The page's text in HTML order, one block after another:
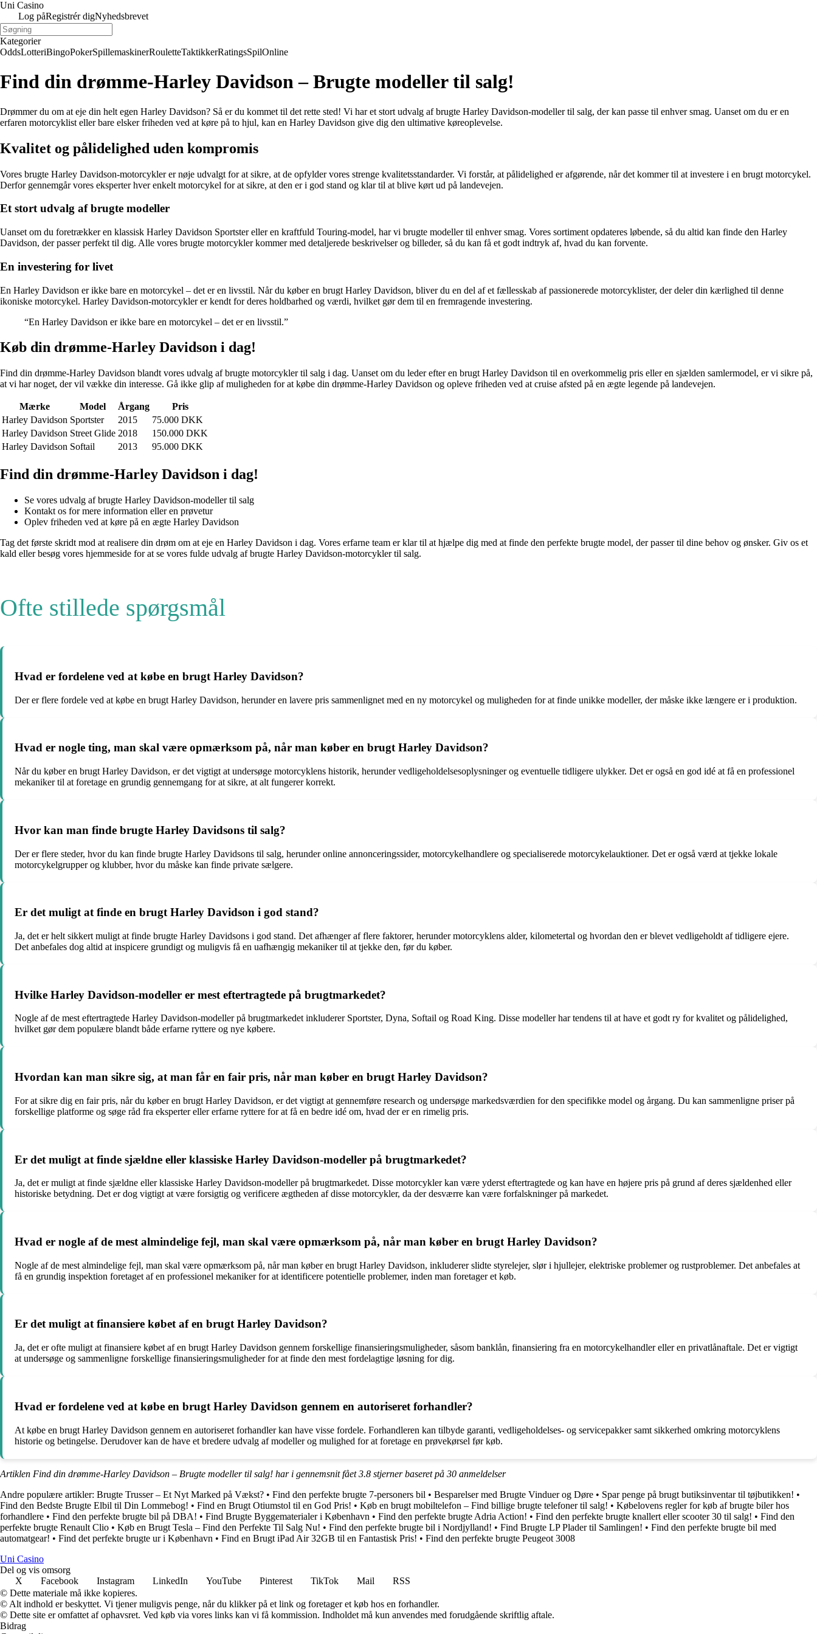
Uni Casino
Log påRegistrér digNyhedsbrevet
Kategorier
OddsLotteriBingoPokerSpillemaskinerRouletteTaktikkerRatingsSpilOnline
Find din drømme-Harley Davidson – Brugte modeller til salg!
Drømmer du om at eje din helt egen Harley Davidson? Så er du kommet til det rette sted! Vi har et stort udvalg af brugte Harley Davidson-modeller til salg, der kan passe til enhver smag. Uanset om du er en
erfaren motorcyklist eller bare elsker friheden ved at køre på to hjul, kan en Harley Davidson give dig den ultimative køreoplevelse.
Kvalitet og pålidelighed uden kompromis
Vores brugte Harley Davidson-motorcykler er nøje udvalgt for at sikre, at de opfylder vores strenge kvalitetsstandarder. Vi forstår, at pålidelighed er afgørende, når det kommer til at investere i en brugt motorcykel.
Derfor gennemgår vores eksperter hver enkelt motorcykel for at sikre, at den er i god stand og klar til at blive kørt ud på landevejen.
Et stort udvalg af brugte modeller
Uanset om du foretrækker en klassisk Harley Davidson Sportster eller en kraftfuld Touring-model, har vi brugte modeller til enhver smag. Vores sortiment opdateres løbende, så du altid kan finde den Harley
Davidson, der passer perfekt til dig. Alle vores brugte motorcykler kommer med detaljerede beskrivelser og billeder, så du kan få et godt indtryk af, hvad du kan forvente.
En investering for livet
En Harley Davidson er ikke bare en motorcykel – det er en livsstil. Når du køber en brugt Harley Davidson, bliver du en del af et fællesskab af passionerede motorcyklister, der deler din kærlighed til denne
ikoniske motorcykel. Harley Davidson-motorcykler er kendt for deres holdbarhed og værdi, hvilket gør dem til en fremragende investering.
“En Harley Davidson er ikke bare en motorcykel – det er en livsstil.”
Køb din drømme-Harley Davidson i dag!
Find din drømme-Harley Davidson blandt vores udvalg af brugte motorcykler til salg i dag. Uanset om du leder efter en brugt Harley Davidson til en overkommelig pris eller en sjælden samlermodel, er vi sikre på,
at vi har noget, der vil vække din interesse. Gå ikke glip af muligheden for at købe din drømme-Harley Davidson og opleve friheden ved at cruise afsted på en ægte legende på landevejen.
Mærke Model Årgang
Pris
Harley Davidson Sportster 2015
75.000 DKK
Harley Davidson Street Glide 2018
150.000 DKK
Harley Davidson Softail 2013 95.000 DKK
Find din drømme-Harley Davidson i dag!
Se vores udvalg af brugte Harley Davidson-modeller til salg
Kontakt os for mere information eller en prøvetur
Oplev friheden ved at køre på en ægte Harley Davidson
Tag det første skridt mod at realisere din drøm om at eje en Harley Davidson i dag. Vores erfarne team er klar til at hjælpe dig med at finde den perfekte brugte model, der passer til dine behov og ønsker. Giv os et
kald eller besøg vores hjemmeside for at se vores fulde udvalg af brugte Harley Davidson-motorcykler til salg.
Ofte stillede spørgsmål
Hvad er fordelene ved at købe en brugt Harley Davidson?
Der er flere fordele ved at købe en brugt Harley Davidson, herunder en lavere pris sammenlignet med en ny motorcykel og muligheden for at finde unikke modeller, der måske ikke længere er i produktion.
Hvad er nogle ting, man skal være opmærksom på, når man køber en brugt Harley Davidson?
Når du køber en brugt Harley Davidson, er det vigtigt at undersøge motorcyklens historik, herunder vedligeholdelsesoplysninger og eventuelle tidligere ulykker. Det er også en god idé at få en professionel
mekaniker til at foretage en grundig gennemgang for at sikre, at alt fungerer korrekt.
Hvor kan man finde brugte Harley Davidsons til salg?
Der er flere steder, hvor du kan finde brugte Harley Davidsons til salg, herunder online annonceringssider, motorcykelhandlere og specialiserede motorcykelauktioner. Det er også værd at tjekke lokale
motorcykelgrupper og klubber, hvor du måske kan finde private sælgere.
Er det muligt at finde en brugt Harley Davidson i god stand?
Ja, det er helt sikkert muligt at finde brugte Harley Davidsons i god stand. Det afhænger af flere faktorer, herunder motorcyklens alder, kilometertal og hvordan den er blevet vedligeholdt af tidligere ejere.
Det anbefales dog altid at inspicere grundigt og muligvis få en uafhængig mekaniker til at tjekke den, før du køber.
Hvilke Harley Davidson-modeller er mest eftertragtede på brugtmarkedet?
Nogle af de mest eftertragtede Harley Davidson-modeller på brugtmarkedet inkluderer Sportster, Dyna, Softail og Road King. Disse modeller har tendens til at have et godt ry for kvalitet og pålidelighed,
hvilket gør dem populære blandt både erfarne ryttere og nye købere.
Hvordan kan man sikre sig, at man får en fair pris, når man køber en brugt Harley Davidson?
For at sikre dig en fair pris, når du køber en brugt Harley Davidson, er det vigtigt at gennemføre research og undersøge markedsværdien for den specifikke model og årgang. Du kan sammenligne priser på
forskellige platforme og søge råd fra eksperter eller erfarne ryttere for at få en bedre idé om, hvad der er en rimelig pris.
Er det muligt at finde sjældne eller klassiske Harley Davidson-modeller på brugtmarkedet?
Ja, det er muligt at finde sjældne eller klassiske Harley Davidson-modeller på brugtmarkedet. Disse motorcykler kan være yderst eftertragtede og kan have en højere pris på grund af deres sjældenhed eller
historiske betydning. Det er dog vigtigt at være forsigtig og verificere ægtheden af ​​disse motorcykler, da der desværre kan være forfalskninger på markedet.
Hvad er nogle af de mest almindelige fejl, man skal være opmærksom på, når man køber en brugt Harley Davidson?
Nogle af de mest almindelige fejl, man skal være opmærksom på, når man køber en brugt Harley Davidson, inkluderer slidte styrelejer, slør i hjullejer, elektriske problemer og rustproblemer. Det anbefales at
få en grundig inspektion foretaget af en professionel mekaniker for at identificere potentielle problemer, inden man foretager et køb.
Er det muligt at finansiere købet af en brugt Harley Davidson?
Ja, det er ofte muligt at finansiere købet af en brugt Harley Davidson gennem forskellige finansieringsmuligheder, såsom banklån, finansiering fra en motorcykelhandler eller en privatlånaftale. Det er vigtigt
at undersøge og sammenligne forskellige finansieringsmuligheder for at finde den mest fordelagtige løsning for dig.
Hvad er fordelene ved at købe en brugt Harley Davidson gennem en autoriseret forhandler?
At købe en brugt Harley Davidson gennem en autoriseret forhandler kan have visse fordele. Forhandleren kan tilbyde garanti, vedligeholdelses- og servicepakker samt sikkerhed omkring motorcyklens
historie og betingelse. Derudover kan de have et bredere udvalg af modeller og mulighed for at foretage en prøvekørsel før køb.
Artiklen Find din drømme-Harley Davidson – Brugte modeller til salg! har i gennemsnit fået3.8 stjerner baseret på 30 anmeldelser
Andre populære artikler: Brugte Trusser – Et Nyt Marked på Vækst? • Find den perfekte brugte 7-personers bil • Besparelser med Brugte Vinduer og Døre • Spar penge på brugt butiksinventar til tøjbutikken! •
Find den Bedste Brugte Elbil til Din Lommebog! • Find en Brugt Otiumstol til en God Pris! • Køb en brugt mobiltelefon – Find billige brugte telefoner til salg! • Købelovens regler for køb af brugte biler hos
forhandlere • Find den perfekte brugte bil på DBA! • Find Brugte Byggematerialer i København • Find den perfekte brugte Adria Action! • Find den perfekte brugte knallert eller scooter 30 til salg! • Find den
perfekte brugte Renault Clio • Køb en Brugt Tesla – Find den Perfekte Til Salg Nu! • Find den perfekte brugte bil i Nordjylland! • Find Brugte LP Plader til Samlingen! • Find den perfekte brugte bil med
automatgear! • Find det perfekte brugte ur i København • Find en Brugt iPad Air 32GB til en Fantastisk Pris! • Find den perfekte brugte Peugeot 3008
Uni Casino
Del og vis omsorg
X
Facebook Instagram LinkedIn YouTube Pinterest TikTok Mail
RSS
© Dette materiale må ikke kopieres.
© Alt indhold er beskyttet. Vi tjener muligvis penge, når du klikker på et link og foretager et køb hos en forhandler.
© Dette site er omfattet af ophavsret. Ved køb via vores links kan vi få kommission. Indholdet må kun anvendes med forudgående skriftlig aftale.
Bidrag